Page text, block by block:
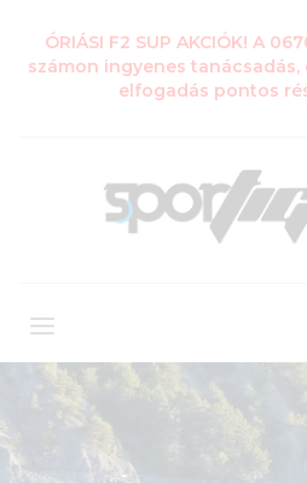
ÓRIÁSI F2 SUP AKCIÓK! A
számon ingyenes tanácsadás,
elfogadás pontos